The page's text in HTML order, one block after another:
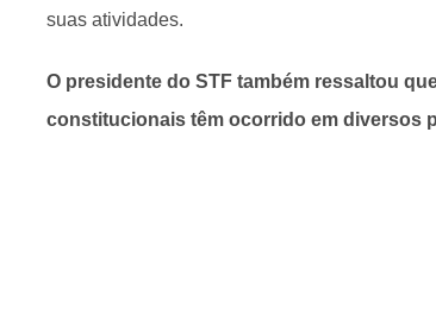
suas atividades.
O presidente do STF também ressaltou
constitucionais têm ocorrido em diversos